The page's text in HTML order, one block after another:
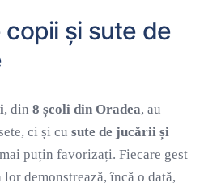
și sute de
, din 8 școli din Oradea, au
ci și cu sute de jucării și
puțin favorizați. Fiecare gest
demonstrează, încă o dată,